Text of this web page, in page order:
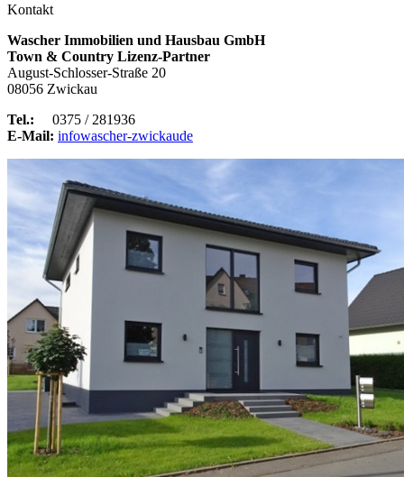
Kontakt
Wascher Immobilien und Hausbau GmbH
Town & Country Lizenz-Partner
August-Schlosser-Straße 20
08056 Zwickau
Tel.: 0375 / 281936
E-Mail: infowascher-zwickaude